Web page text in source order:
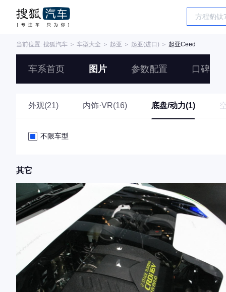
当前位置: 搜狐汽车 ＞ 车型大全 ＞ 起亚 ＞ 起亚(进口) ＞ 起亚Ceed
车系首页 图片 参数配置 口碑
外观(21) 内饰·VR(16) 底盘/动力(1)
不限车型
其它